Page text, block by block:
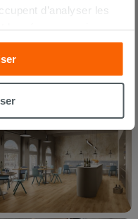
d’analyser les
les réseaux sociaux.
ces informations
ou qu’ils ont
sur leurs services.
ou refusez le
». Le
cliquant sur la touche
la touche « X », vous
l'installation des